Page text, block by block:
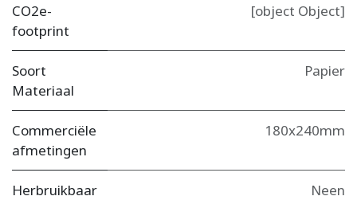
CO2e-
footprint
[object Object]
Soort
Materiaal
Papier
Commerciële
afmetingen
180x240mm
Herbruikbaar Neen